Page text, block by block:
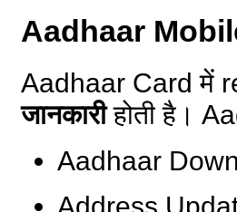
Aadhaar
Aadhaar Card में
जानकारीहोती है।
Aadhaar
Address